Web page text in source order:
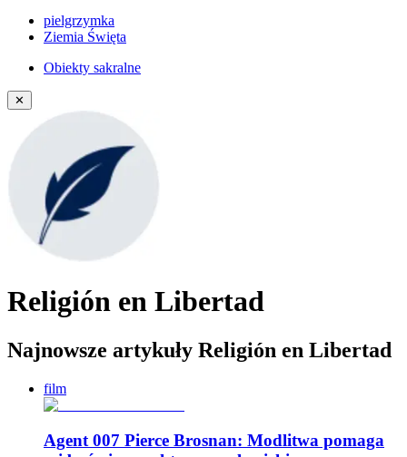
pielgrzymka
Ziemia Święta
Obiekty sakralne
✕
Religión en Libertad
Najnowsze artykuły Religión en Libertad
film
Agent 007 Pierce Brosnan: Modlitwa pomaga